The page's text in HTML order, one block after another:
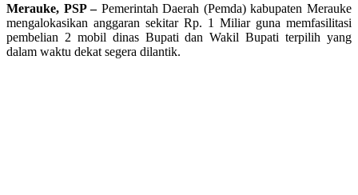
Merauke, PSP –Pemerintah Daerah (Pemda) kabupaten Merauke
mengalokasikan anggaran sekitar Rp. 1 Miliar guna memfasilitasi
pembelian 2 mobil dinas Bupati dan Wakil Bupati terpilih yang
dalam waktu dekat segera dilantik.